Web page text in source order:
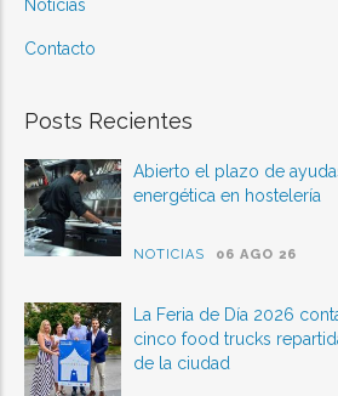
Noticias
Contacto
Posts Recientes
Abierto el plazo de
energética en hostelería
NOTICIAS 06 AGO 26
La Feria de Día 2026
cinco food trucks
de la ciudad